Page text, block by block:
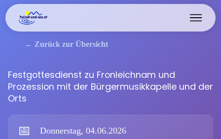
← Zurück zur Übersicht
Festgottesdienst zu Fronleichnam und
Prozession mit der Bürgermusikkapelle und der
Orts
📅 Donnerstag, 04.06.2026